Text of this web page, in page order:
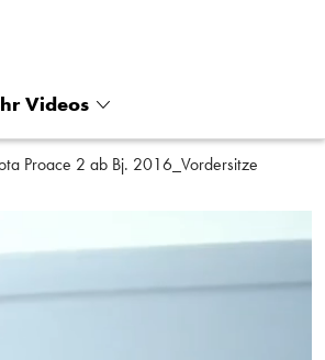
Videos
Proace 2 ab Bj. 2016_Vordersitze